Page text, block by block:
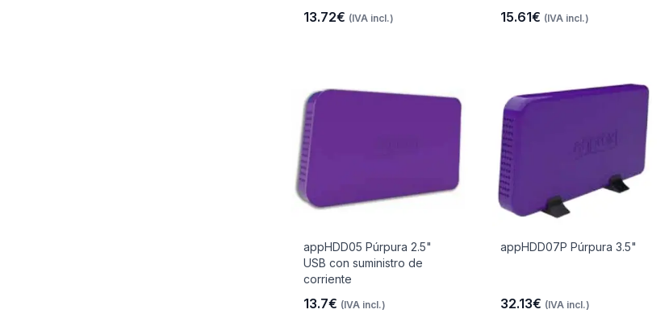
13.72€ (IVA incl.) 15.61€ (IVA incl.)
appHDD05 Púrpura 2.5"
USB con suministro de
corriente
13.7€ (IVA incl.)
appHDD07P Púrpura 3.5"
32.13€ (IVA incl.)